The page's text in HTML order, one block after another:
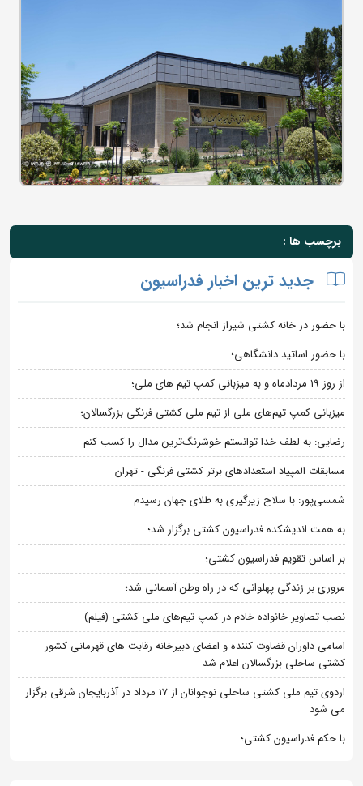
برچسب ها :
جدید ترین اخبار فدراسیون
با حضور در خانه کشتی شیراز انجام شد؛
با حضور اساتید دانشگاهی؛
از روز 19 مردادماه و به میزبانی کمپ تیم های ملی؛
میزبانی کمپ تیم‌های ملی از تیم ملی کشتی فرنگی بزرگسالان؛
رضایی: به لطف خدا توانستم خوشرنگ‌ترین مدال را کسب کنم
مسابقات المپیاد استعدادهای برتر کشتی فرنگی - تهران
شمسی‌پور: با سلاح زیرگیری به طلای جهان رسیدم
به همت اندیشکده فدراسیون کشتی برگزار شد؛
بر اساس تقویم فدراسیون کشتی؛
مروری بر زندگی پهلوانی که در راه وطن آسمانی شد؛
نصب تصاویر خانواده خادم در کمپ تیم‌های ملی کشتی (فیلم)
اسامی داوران قضاوت کننده و اعضای دبیرخانه رقابت های قهرمانی کشور
کشتی ساحلی بزرگسالان اعلام شد
اردوی تیم ملی کشتی ساحلی نوجوانان از 17 مرداد در آذربایجان شرقی برگزار
می شود
با حکم فدراسیون کشتی؛